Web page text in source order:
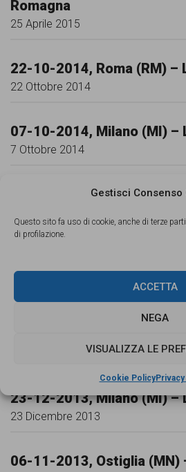
Gestisci Consenso
Questo sito fa uso di cookie, anche di terze
di profilazione.
ACCETTA
NEGA
VISUALIZZA LE
Cookie Policy
Romagna
25 Aprile 2015
22-10-2014, Roma (RM) –
22 Ottobre 2014
07-10-2014, Milano (MI) –
7 Ottobre 2014
04-09-2014, Rovereto
4 Settembre 2014
30-05-2014, Milano (MI) –
15 Gennaio 2014
23-12-2013, Milano (MI) –
23 Dicembre 2013
06-11-2013, Ostiglia (MN)